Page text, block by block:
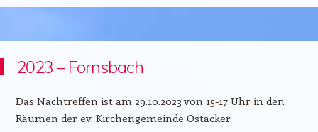
2023 – Fornsbach
Das Nachtreffen ist am 29.10.2023 von 15-17 Uhr in den
Räumen der ev. Kirchengemeinde Ostacker.